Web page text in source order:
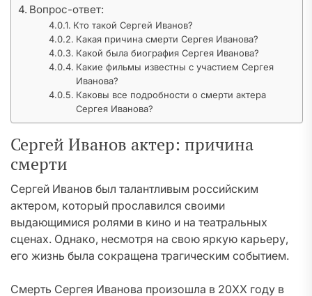
Вопрос-ответ:
Кто такой Сергей Иванов?
Какая причина смерти Сергея Иванова?
Какой была биография Сергея Иванова?
Какие фильмы известны с участием Сергея
Иванова?
Каковы все подробности о смерти актера
Сергея Иванова?
Сергей Иванов актер: причина
смерти
Сергей Иванов был талантливым российским
актером, который прославился своими
выдающимися ролями в кино и на театральных
сценах. Однако, несмотря на свою яркую карьеру,
его жизнь была сокращена трагическим событием.
Смерть Сергея Иванова произошла в 20XX году в